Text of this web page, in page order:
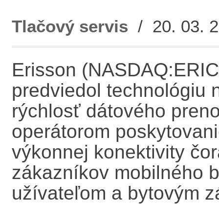
Tlačový servis / 20. 03.
Erisson
predviedol technológiu
rýchlosť dátového
operátorom
výkonnej konektivity
zákazníkov mobilného
užívateľom a bytovým